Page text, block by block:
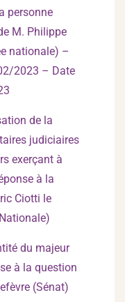
personne
M. Philippe
nationale) –
2023 – Date
de la
judiciaires
exerçant à
à la
Ciotti le
du majeur
à la question
(Sénat)